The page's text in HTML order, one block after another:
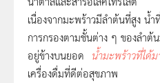
เนื่องจากมะพร้าวมีลำต้นที่สูง น้ำ
การกรองตามชั้นต่าง ๆ ของลำต้
อยู่ข้างบนยอด น้ำมะพร้าวที่ได้
เครื่องดื่มที่ดีต่อสุขภาพ